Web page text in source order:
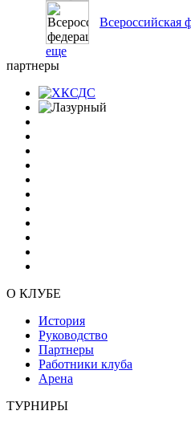
Всероссийская
еще
партнеры
О КЛУБЕ
История
Руководство
Партнеры
Работники клуба
Арена
ТУРНИРЫ